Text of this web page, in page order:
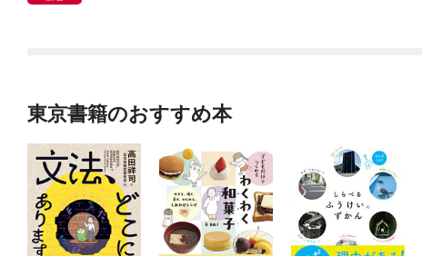
東京書籍のおすすめ本